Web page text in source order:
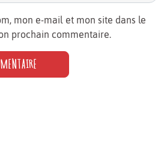
mon e-mail et mon site dans le
prochain commentaire.